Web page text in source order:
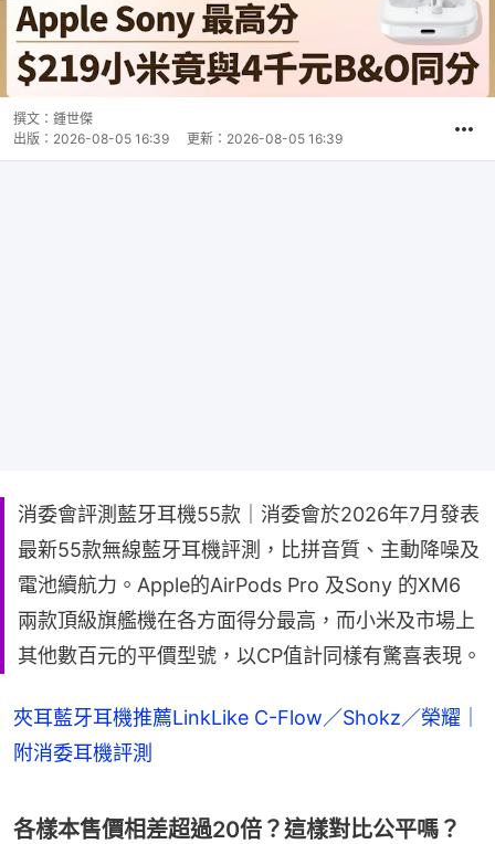
撰文： 鍾世傑
出版： 2026-08-05 16:39 更新： 2026-08-05 16:39
消委會評測藍牙耳機55款｜消委會於2026年7月發表
最新55款無線藍牙耳機評測，比拼音質、主動降噪及
電池續航力。Apple的AirPods Pro 及Sony 的XM6
兩款頂級旗艦機在各方面得分最高，而小米及市場上
其他數百元的平價型號，以CP值計同樣有驚喜表現。
夾耳藍牙耳機推薦LinkLike C-Flow／Shokz／榮耀｜
附消委耳機評測
各樣本售價相差超過20倍？這樣對比公平嗎？